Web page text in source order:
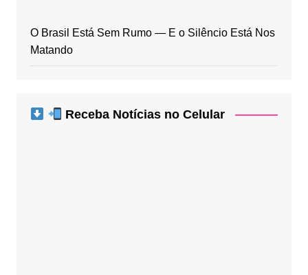
O Brasil Está Sem Rumo — E o Silêncio Está Nos
Matando
Receba Notícias no Celular